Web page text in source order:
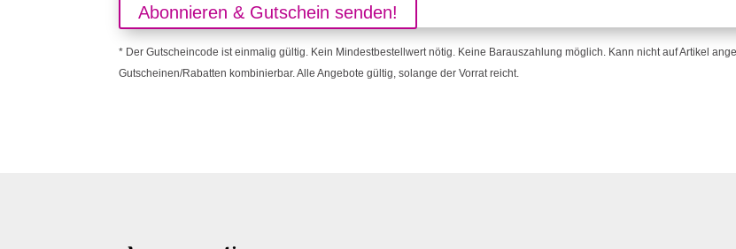
Abonnieren & Gutschein senden!
* Der Gutscheincode ist einmalig gültig. Kein Mindestbestellwert nötig. Keine Barauszahlung möglich. Kann nicht auf Artikel
Gutscheinen/Rabatten kombinierbar. Alle Angebote gültig, solange der Vorrat reicht.